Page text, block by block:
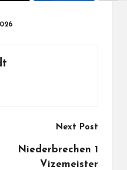
Next Post
Niederbrechen 1
Vizemeister